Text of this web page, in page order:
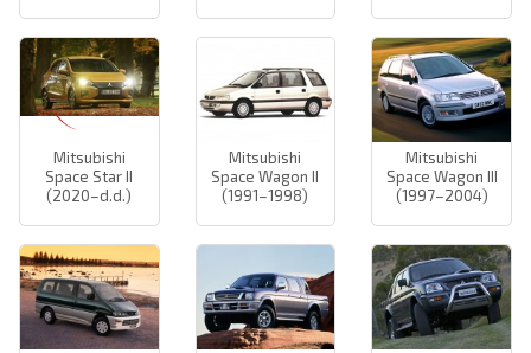
Mitsubishi
Space Star II
(2020–d.d.)
Mitsubishi
Space Wagon II
(1991–1998)
Mitsubishi
Space Wagon III
(1997–2004)